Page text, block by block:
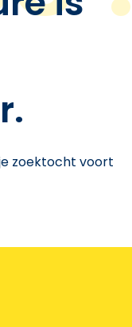
zoektocht voort